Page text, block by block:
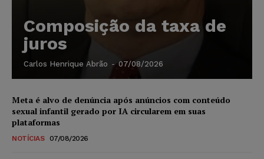
Composição da taxa de
juros
Carlos Henrique Abrão - 07/08/2026
Meta é alvo de denúncia após anúncios com conteúdo
sexual infantil gerado por IA circularem em suas
plataformas
NOTÍCIAS 07/08/2026